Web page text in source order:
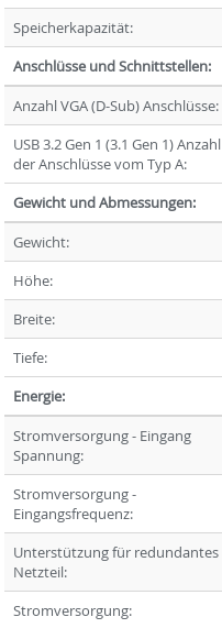
Speicherkapazität:
Anschlüsse und Schnittstellen:
Anzahl VGA (D-Sub) Anschlüsse:
USB 3.2 Gen 1 (3.1 Gen 1) Anzahl
der Anschlüsse vom Typ A:
Gewicht und Abmessungen:
Gewicht:
Höhe:
Breite:
Tiefe:
Energie:
Stromversorgung - Eingang
Spannung:
Stromversorgung -
Eingangsfrequenz:
Unterstützung für redundantes
Netzteil:
Stromversorgung: